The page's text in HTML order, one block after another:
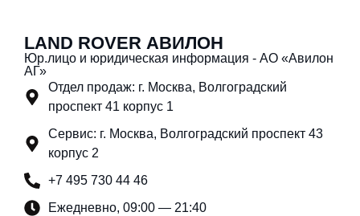
LAND ROVER АВИЛОН
Юр.лицо и юридическая информация - АО «Авилон
АГ»
Отдел продаж: г. Москва, Волгоградский
проспект 41 корпус 1
Сервис: г. Москва, Волгоградский проспект 43
корпус 2
+7 495 730 44 46
Ежедневно, 09:00 — 21:40